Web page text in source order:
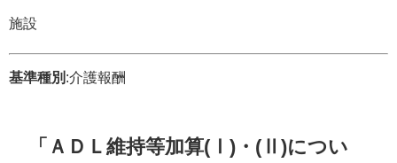
施設
基準種別 :介護報酬
「ＡＤＬ維持等加算(Ⅰ)・(Ⅱ)につい